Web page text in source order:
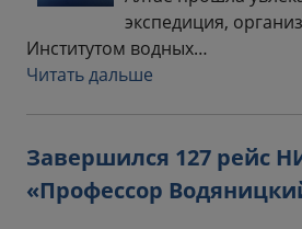
экспедиция,
Институтом водных…
Читать дальше
Завершился 127 рейс
«Профессор